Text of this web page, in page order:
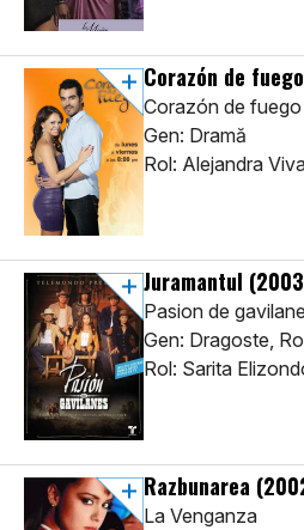
Corazón de fuego
Corazón de fuego
Gen: Dramă
Rol: Alejandra
Juramantul
Pasion de
Gen: Dragoste,
Rol: Sarita
Razbunarea
La Venganza